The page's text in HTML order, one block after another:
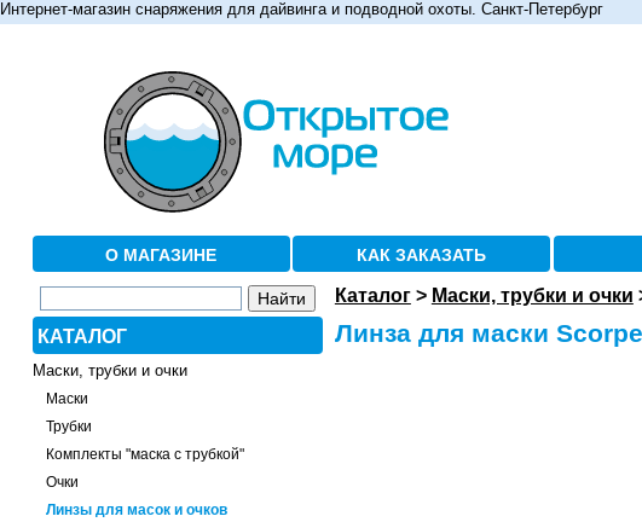
Интернет-магазин снаряжения для дайвинга и подводной охоты. Санкт-Петербург
О МАГАЗИНЕ КАК ЗАКАЗАТЬ
КАТАЛОГ
Маски, трубки и очки
Маски
Трубки
Комплекты "маска с трубкой"
Очки
Линзы для масок и очков
Каталог> Маски, трубки и очки
Линза для маски